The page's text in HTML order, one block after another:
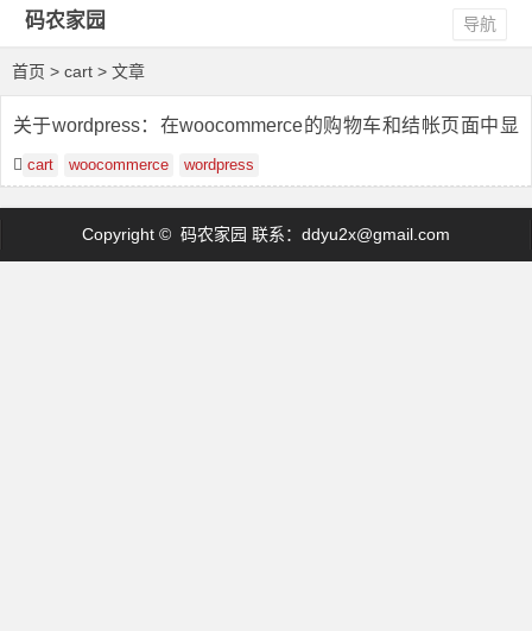
码农家园 导航
首页 > cart > 文章
关于wordpress：在woocommerce的购物车和结帐页面中显
示自定义数据
cart woocommerce wordpress
Copyright © 码农家园 联系： ddyu2x@gmail.com